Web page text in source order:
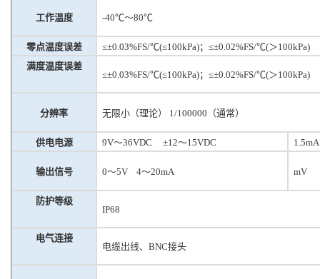
工作温度 -40℃～80℃
零点温度误差
≤±0.03%FS/℃(≤100kPa)；≤±0.02%FS/℃(＞100kPa)
满度温度误差
≤±0.03%FS/℃(≤100kPa)；≤±0.02%FS/℃(＞100kPa)
分辨率 无限小（理论） 1/100000（通常）
供电电源 9V～36VDC ±12～15VDC
输出信号 0～5V 4～20mA mV
防护等级
IP68
电气连接
电缆出线、 BNC接头